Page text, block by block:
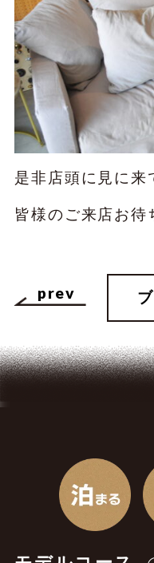
是非店頭に見に来
皆様のご来店お待
prev